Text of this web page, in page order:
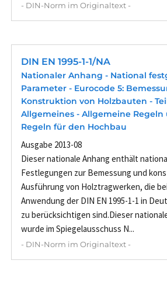
- DIN-Norm im Originaltext -
DIN EN 1995-1-1/NA
Nationaler Anhang - National
Parameter - Eurocode 5:
Konstruktion von Holzbauten - Teil
Allgemeines - Allgemeine Regeln
Regeln für den Hochbau
Ausgabe 2013-08
Dieser nationale Anhang enthält
Festlegungen zur Bemessung und
Ausführung von Holztragwerken, die
Anwendung der DIN EN 1995-1-1 in
zu berücksichtigen sind.Dieser
wurde im Spiegelausschuss N...
- DIN-Norm im Originaltext -